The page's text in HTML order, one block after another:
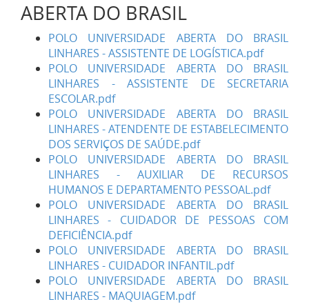
ABERTA DO BRASIL
POLO UNIVERSIDADE ABERTA DO BRASIL
LINHARES - ASSISTENTE DE LOGÍSTICA.pdf
POLO UNIVERSIDADE ABERTA DO BRASIL
LINHARES - ASSISTENTE DE SECRETARIA
ESCOLAR.pdf
POLO UNIVERSIDADE ABERTA DO BRASIL
LINHARES - ATENDENTE DE ESTABELECIMENTO
DOS SERVIÇOS DE SAÚDE.pdf
POLO UNIVERSIDADE ABERTA DO BRASIL
LINHARES - AUXILIAR DE RECURSOS
HUMANOS E DEPARTAMENTO PESSOAL.pdf
POLO UNIVERSIDADE ABERTA DO BRASIL
LINHARES - CUIDADOR DE PESSOAS COM
DEFICIÊNCIA.pdf
POLO UNIVERSIDADE ABERTA DO BRASIL
LINHARES - CUIDADOR INFANTIL.pdf
POLO UNIVERSIDADE ABERTA DO BRASIL
LINHARES - MAQUIAGEM.pdf